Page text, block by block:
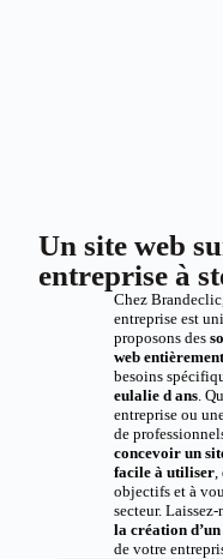
Un site web
entreprise à
Chez
entreprise est
proposons des
web
besoins
eulalie d ans.
entreprise ou
de
concevoir un
facile à utiliser,
objectifs et à
secteur.
la création d’un
de votre